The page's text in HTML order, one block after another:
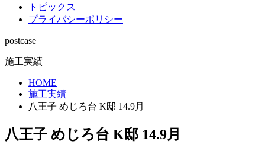
トピックス
プライバシーポリシー
postcase
施工実績
HOME
施工実績
八王子 めじろ台 K邸 14.9月
八王子 めじろ台 K邸 14.9月